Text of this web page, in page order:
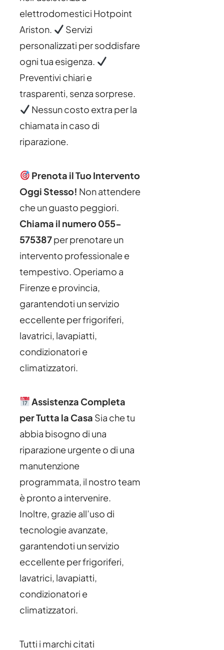
elettrodomestici Hotpoint
Ariston.
Servizi
personalizzati per soddisfare
ogni tua esigenza.
Preventivi chiari e
trasparenti, senza sorprese.
Nessun costo extra per la
chiamata in caso di
riparazione.
Prenota il Tuo Intervento
Oggi Stesso! Non attendere
che un guasto peggiori.
Chiama il numero 055-
575387per prenotare un
intervento professionale e
tempestivo. Operiamo a
Firenze e provincia,
garantendoti un servizio
eccellente per frigoriferi,
lavatrici, lavapiatti,
condizionatori e
climatizzatori.
Assistenza Completa
per Tutta la Casa Sia che tu
abbia bisogno di una
riparazione urgente o di una
manutenzione
programmata, il nostro team
è pronto a intervenire.
Inoltre, grazie all’uso di
tecnologie avanzate,
garantendoti un servizio
eccellente per frigoriferi,
lavatrici, lavapiatti,
condizionatori e
climatizzatori.
Tutti i marchi citati